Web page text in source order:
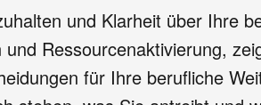
und Klarheit über Ihre
Ressourcenaktivierung,
für Ihre berufliche